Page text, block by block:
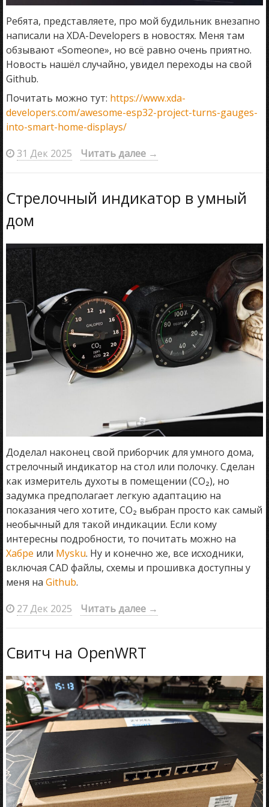
Ребята, представляете, про мой будильник внезапно
написали на XDA-Developers в новостях. Меня там
обзывают «Someone», но всё равно очень приятно.
Новость нашёл случайно, увидел переходы на свой
Github.
Почитать можно тут: https://www.xda-
developers.com/awesome-esp32-project-turns-gauges-
into-smart-home-displays/
31 Дек 2025
Читать далее →
Стрелочный индикатор в умный
дом
Доделал наконец свой приборчик для умного дома,
стрелочный индикатор на стол или полочку. Сделан
как измеритель духоты в помещении (CO₂), но
задумка предполагает легкую адаптацию на
показания чего хотите, CO₂ выбран просто как самый
необычный для такой индикации. Если кому
интересны подробности, то почитать можно на
Хабре или Mysku. Ну и конечно же, все исходники,
включая CAD файлы, схемы и прошивка доступны у
меня на Github.
27 Дек 2025
Читать далее →
Свитч на OpenWRT